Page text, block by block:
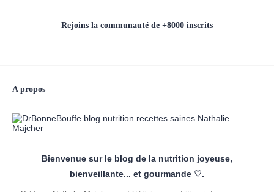
Rejoins la communauté de +8000 inscrits
A propos
Bienvenue sur le blog de la nutrition joyeuse,
bienveillante... et gourmande ♡.